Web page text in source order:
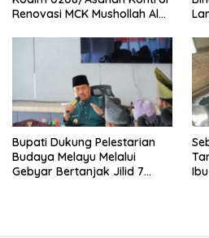
Renovasi MCK Mushollah Al
Bupati Dukung Pelestarian
Budaya Melayu Melalui
Gebyar Bertanjak Jilid 7